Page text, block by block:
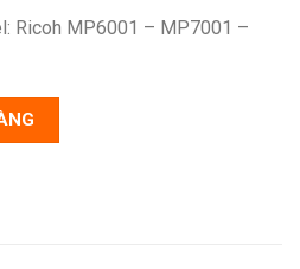
Ricoh MP6001 – MP7001 –